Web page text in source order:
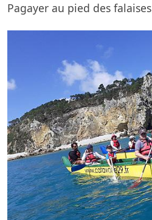
Pagayer au pied des falaises